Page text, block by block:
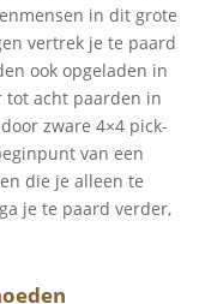
in dit grote
vertrek je te paard
ook opgeladen in
tot acht paarden in
zware 4×4 pick-
van een
die je alleen te
je te paard verder,